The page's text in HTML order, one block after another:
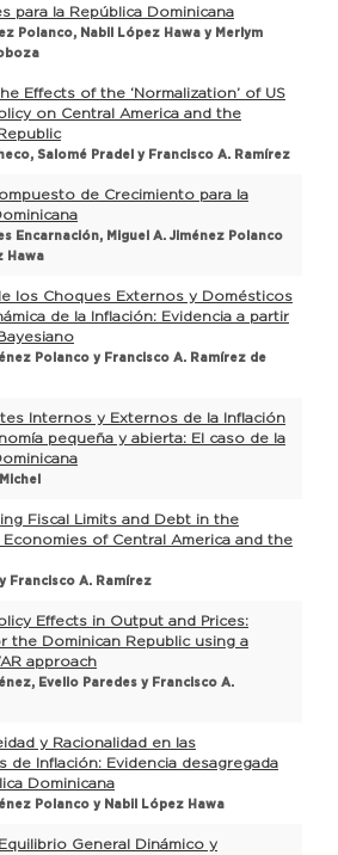
para la República Dominicana
Polanco, Nabil López Hawa y Merlym
Effects of the ‘Normalization’ of US
on Central America and the
Salomé Pradel y Francisco A. Ramírez
de Crecimiento para la
Encarnación, Miguel A. Jiménez Polanco
Hawa
los Choques Externos y Domésticos
de la Inflación: Evidencia a partir
Polanco y Francisco A. Ramírez de
Internos y Externos de la Inflación
pequeña y abierta: El caso de la
Fiscal Limits and Debt in the
of Central America and the
Francisco A. Ramírez
Effects in Output and Prices:
the Dominican Republic using a
approach
Evelio Paredes y Francisco A.
y Racionalidad en las
de Inflación: Evidencia desagregada
Dominicana
Polanco y Nabil López Hawa
General Dinámico y